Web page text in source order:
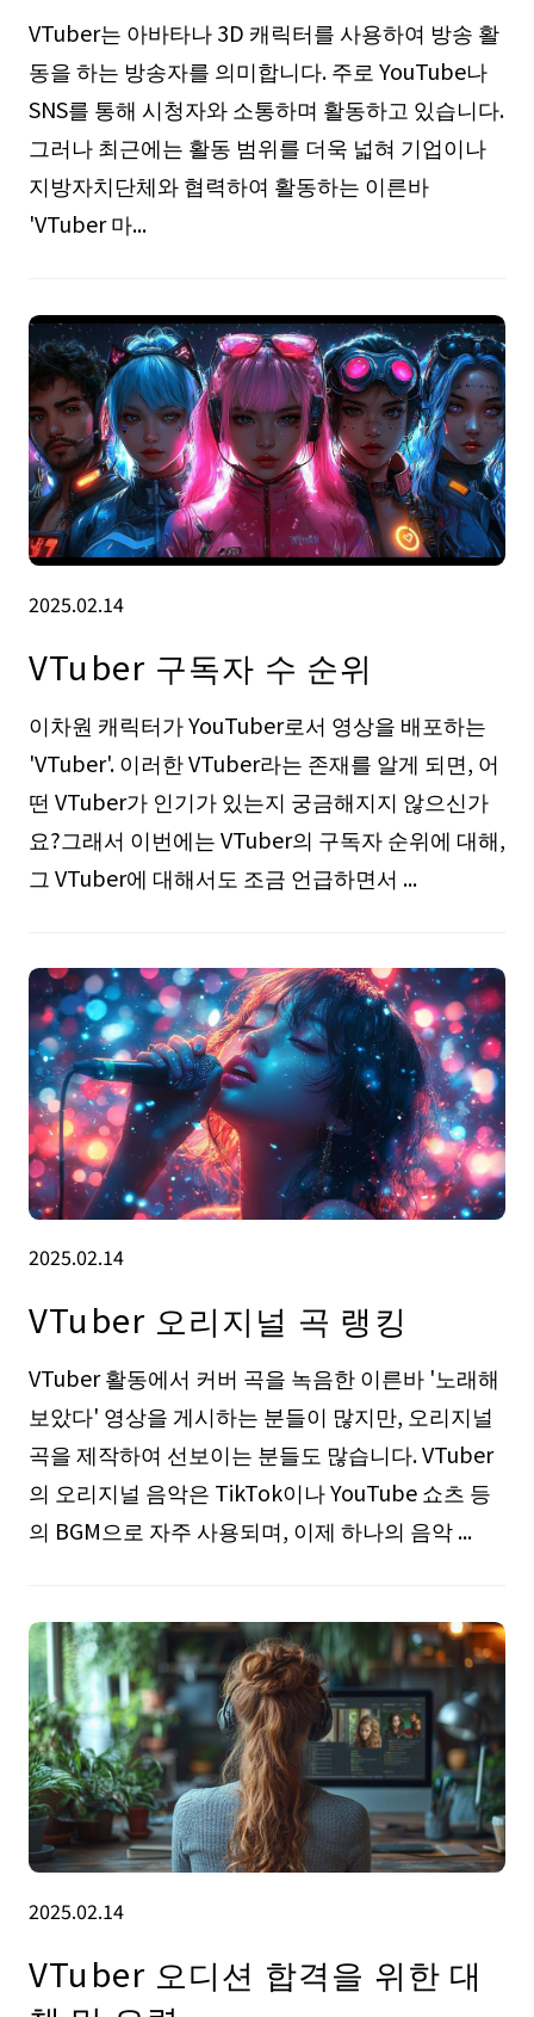
VTuber는 아바타나 3D 캐릭터를 사용하여 방송 활
동을 하는 방송자를 의미합니다. 주로 YouTube나
SNS를 통해 시청자와 소통하며 활동하고 있습니다.
그러나 최근에는 활동 범위를 더욱 넓혀 기업이나
지방자치단체와 협력하여 활동하는 이른바
'VTuber 마...
2025.02.14
VTuber 구독자 수 순위
이차원 캐릭터가 YouTuber로서 영상을 배포하는
'VTuber'. 이러한 VTuber라는 존재를 알게 되면, 어
떤 VTuber가 인기가 있는지 궁금해지지 않으신가
요?그래서 이번에는 VTuber의 구독자 순위에 대해,
그 VTuber에 대해서도 조금 언급하면서 ...
2025.02.14
VTuber 오리지널 곡 랭킹
VTuber 활동에서 커버 곡을 녹음한 이른바 '노래해
보았다' 영상을 게시하는 분들이 많지만, 오리지널
곡을 제작하여 선보이는 분들도 많습니다. VTuber
의 오리지널 음악은 TikTok이나 YouTube 쇼츠 등
의 BGM으로 자주 사용되며, 이제 하나의 음악 ...
2025.02.14
VTuber 오디션 합격을 위한 대